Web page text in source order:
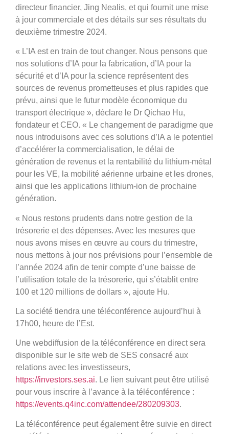
directeur financier, Jing Nealis, et qui fournit une mise
à jour commerciale et des détails sur ses résultats du
deuxième trimestre 2024.
« L’IA est en train de tout changer. Nous pensons que
nos solutions d’IA pour la fabrication, d’IA pour la
sécurité et d’IA pour la science représentent des
sources de revenus prometteuses et plus rapides que
prévu, ainsi que le futur modèle économique du
transport électrique », déclare le Dr Qichao Hu,
fondateur et CEO. « Le changement de paradigme que
nous introduisons avec ces solutions d’IA a le potentiel
d’accélérer la commercialisation, le délai de
génération de revenus et la rentabilité du lithium-métal
pour les VE, la mobilité aérienne urbaine et les drones,
ainsi que les applications lithium-ion de prochaine
génération.
« Nous restons prudents dans notre gestion de la
trésorerie et des dépenses. Avec les mesures que
nous avons mises en œuvre au cours du trimestre,
nous mettons à jour nos prévisions pour l’ensemble de
l’année 2024 afin de tenir compte d’une baisse de
l’utilisation totale de la trésorerie, qui s’établit entre
100 et 120 millions de dollars », ajoute Hu.
La société tiendra une téléconférence aujourd’hui à
17h00, heure de l’Est.
Une webdiffusion de la téléconférence en direct sera
disponible sur le site web de SES consacré aux
relations avec les investisseurs,
https://investors.ses.ai. Le lien suivant peut être utilisé
pour vous inscrire à l’avance à la téléconférence :
https://events.q4inc.com/attendee/280209303.
La téléconférence peut également être suivie en direct